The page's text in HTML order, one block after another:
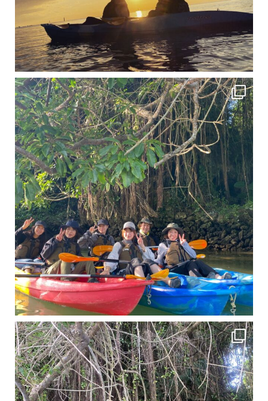
12月に入り、沖縄も流石に半袖では過ごせなくなってきました
ですが、日中はまだ20℃
11月となり沖縄も寒くなってきましたが まだまだ沖縄は半袖です
この時期は、修学旅行